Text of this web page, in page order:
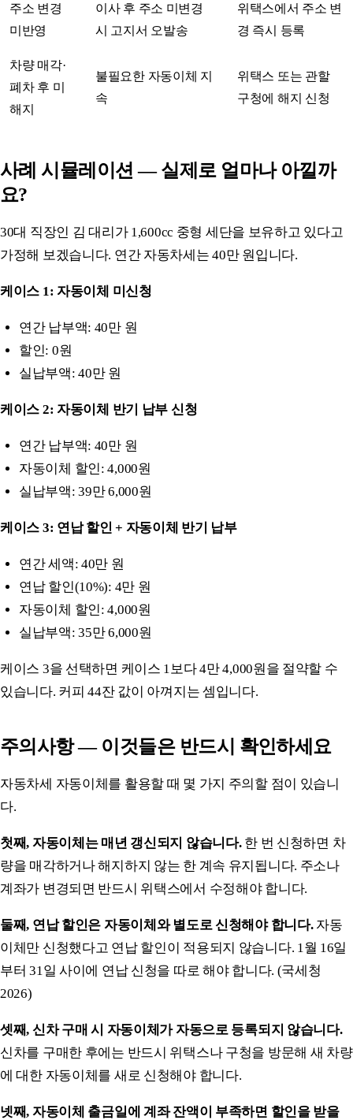
주소 변경
미반영
이사 후 주소 미변경
시 고지서 오발송
위택스에서 주소 변
경 즉시 등록
차량 매각·
폐차 후 미
해지
불필요한 자동이체 지
속
위택스 또는 관할
구청에 해지 신청
사례 시뮬레이션 — 실제로 얼마나 아낄까
요?
30대 직장인 김 대리가 1,600cc 중형 세단을 보유하고 있다고
가정해 보겠습니다. 연간 자동차세는 40만 원입니다.
케이스 1: 자동이체 미신청
연간 납부액: 40만 원
할인: 0원
실납부액: 40만 원
케이스 2: 자동이체 반기 납부 신청
연간 납부액: 40만 원
자동이체 할인: 4,000원
실납부액: 39만 6,000원
케이스 3: 연납 할인 + 자동이체 반기 납부
연간 세액: 40만 원
연납 할인(10%): 4만 원
자동이체 할인: 4,000원
실납부액: 35만 6,000원
케이스 3을 선택하면 케이스 1보다 4만 4,000원을 절약할 수
있습니다. 커피 44잔 값이 아껴지는 셈입니다.
주의사항 — 이것들은 반드시 확인하세요
자동차세 자동이체를 활용할 때 몇 가지 주의할 점이 있습니
다.
첫째, 자동이체는 매년 갱신되지 않습니다.한 번 신청하면 차
량을 매각하거나 해지하지 않는 한 계속 유지됩니다. 주소나
계좌가 변경되면 반드시 위택스에서 수정해야 합니다.
둘째, 연납 할인은 자동이체와 별도로 신청해야 합니다.자동
이체만 신청했다고 연납 할인이 적용되지 않습니다. 1월 16일
부터 31일 사이에 연납 신청을 따로 해야 합니다. (국세청
2026)
셋째, 신차 구매 시 자동이체가 자동으로 등록되지 않습니다.
신차를 구매한 후에는 반드시 위택스나 구청을 방문해 새 차량
에 대한 자동이체를 새로 신청해야 합니다.
넷째, 자동이체 출금일에 계좌 잔액이 부족하면 할인을 받을